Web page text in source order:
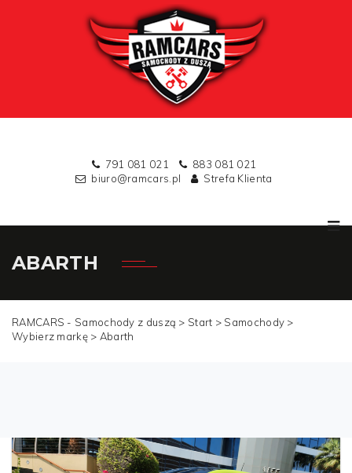
791 081 021
883 081 021
biuro@ramcars.pl
Strefa Klienta
ABARTH
RAMCARS - Samochody z duszą > Start > Samochody >
Wybierz markę > Abarth